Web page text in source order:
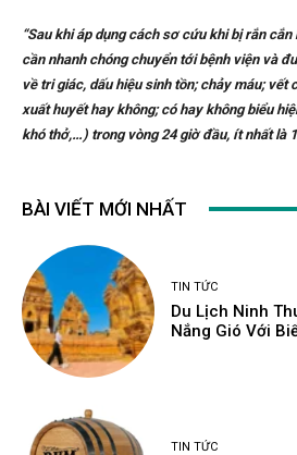
“Sau khi áp dụng cách sơ cứu khi bị rắn
cần nhanh chóng chuyển tới bệnh viện và
về tri giác, dấu hiệu sinh tồn; chảy máu; vết
xuất huyết hay không; có hay không biểu
khó thở,…) trong vòng 24 giờ đầu, ít nhất là
BÀI VIẾT MỚI NHẤT
TIN TỨC
Du Lịch Ninh
Nắng Gió Với
TIN TỨC